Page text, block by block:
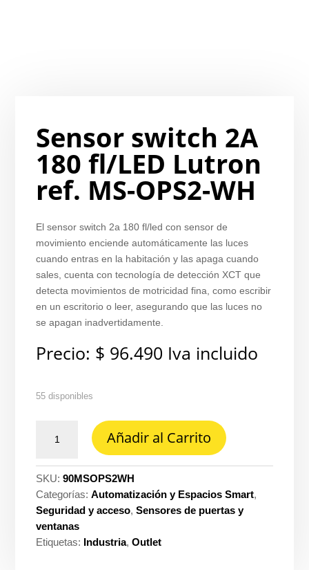
Sensor switch 2A
180 fl/LED Lutron
ref. MS-OPS2-WH
El sensor switch 2a 180 fl/led con sensor de
movimiento enciende automáticamente las luces
cuando entras en la habitación y las apaga cuando
sales, cuenta con tecnología de detección XCT que
detecta movimientos de motricidad fina, como escribir
en un escritorio o leer, asegurando que las luces no
se apagan inadvertidamente.
Precio: $ 96.490 Iva incluido
55 disponibles
switch
180
fl/LED
Lutron
ref.
MS-
Añadir al Carrito
SKU:90MSOPS2WH
Categorías:Automatización y Espacios Smart,
Seguridad y acceso,Sensores de puertas y
ventanas
Etiquetas: Industria,Outlet